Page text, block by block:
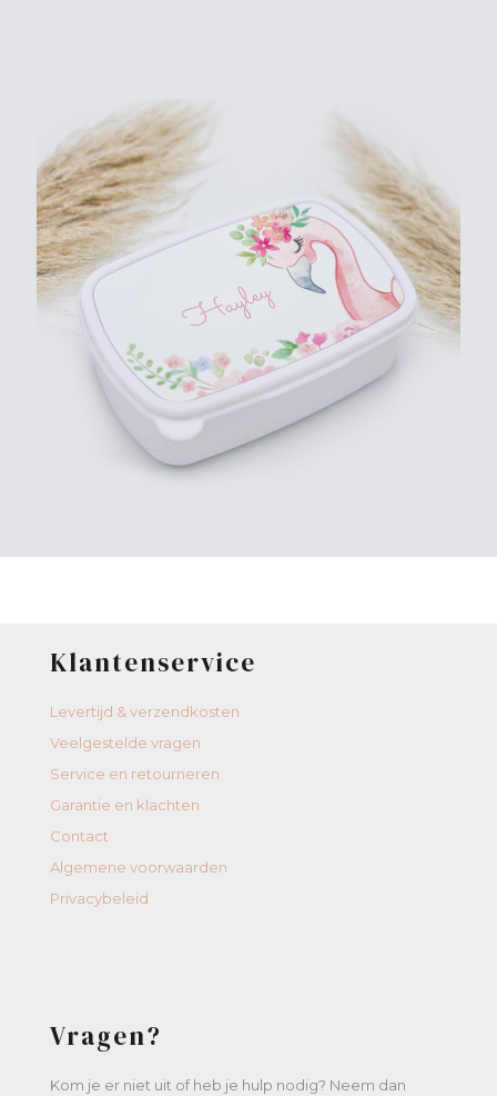
Klantenservice
Levertijd & verzendkosten
Veelgestelde vragen
Service en retourneren
Garantie en klachten
Contact
Algemene voorwaarden
Privacybeleid
Vragen?
Kom je er niet uit of heb je hulp nodig? Neem dan